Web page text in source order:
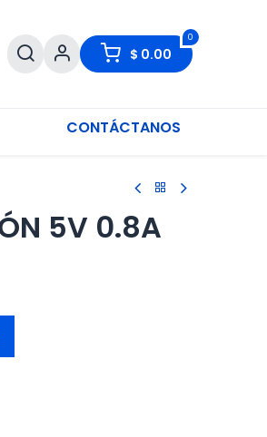
0
$ 0.00
CONTÁCTANOS
5V 0.8A